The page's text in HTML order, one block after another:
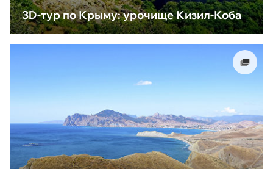
3D-тур по Крыму: урочище Кизил-Коба